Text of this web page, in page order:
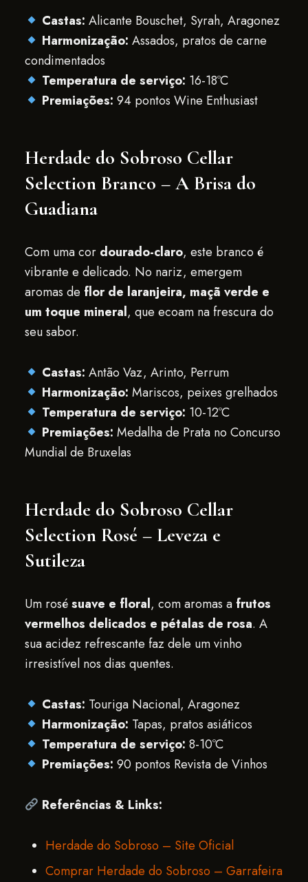
Castas: Alicante Bouschet, Syrah, Aragonez
Harmonização: Assados, pratos de carne
condimentados
Temperatura de serviço: 16-18ºC
Premiações: 94 pontos Wine Enthusiast
Herdade do Sobroso Cellar
Selection Branco – A Brisa do
Guadiana
Com uma cor dourado-claro, este branco é
vibrante e delicado. No nariz, emergem
aromas de flor de laranjeira, maçã verde e
um toque mineral, que ecoam na frescura do
seu sabor.
Castas: Antão Vaz, Arinto, Perrum
Harmonização: Mariscos, peixes grelhados
Temperatura de serviço: 10-12ºC
Premiações: Medalha de Prata no Concurso
Mundial de Bruxelas
Herdade do Sobroso Cellar
Selection Rosé – Leveza e
Sutileza
Um rosésuave e floral, com aromas a frutos
vermelhos delicados e pétalas de rosa. A
sua acidez refrescante faz dele um vinho
irresistível nos dias quentes.
Castas: Touriga Nacional, Aragonez
Harmonização: Tapas, pratos asiáticos
Temperatura de serviço: 8-10ºC
Premiações: 90 pontos Revista de Vinhos
Referências & Links:
Herdade do Sobroso – Site Oficial
Comprar Herdade do Sobroso – Garrafeira